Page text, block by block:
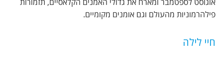
פילהרמוניות מהעולם וגם אומנים מקומיים.
חיי לילה